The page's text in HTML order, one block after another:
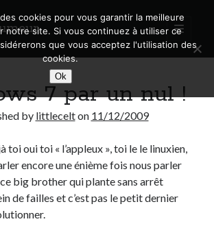
open
primary
menu
Métropole et Caluire, mon choix pour l’avenir
Enchantés à Vélo : Aventures Familiales près de
7 par un nul !
by littlecelton 11/12/2009
toi oui toi « l’appleux », toi le le linuxien,
encore une énième fois nous parler
big brother qui plante sans arrêt
de failles et c’est pas le petit dernier
cookies pour vous garantir la meilleure
notre site. Si vous continuez à utiliser ce
que vous acceptez l'utilisation des
cookies.
Ok